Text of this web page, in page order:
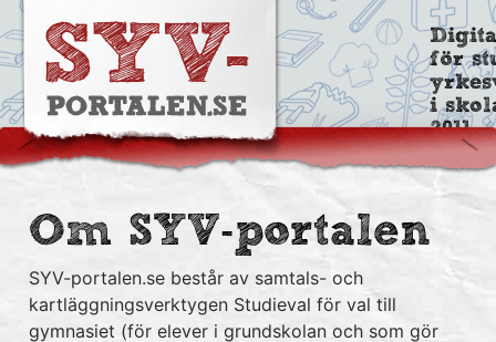
för
i
2011
Om SYV-portalen
SYV-portalen.se består av samtals- och
kartläggningsverktygen Studieval för val till
gymnasiet (för elever i grundskolan och som gör